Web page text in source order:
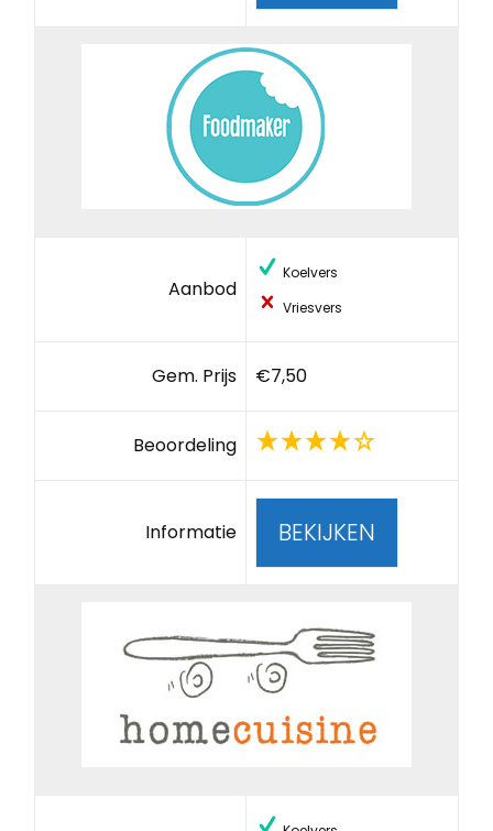
Aanbod
Koelvers
Vriesvers
Gem. Prijs €7,50
Beoordeling
Informatie BEKIJKEN